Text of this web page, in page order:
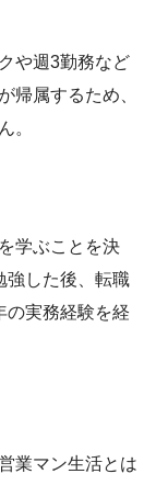
や週3勤務など
帰属するため、
。
学ぶことを決
強した後、転職
の実務経験を経
業マン生活とは